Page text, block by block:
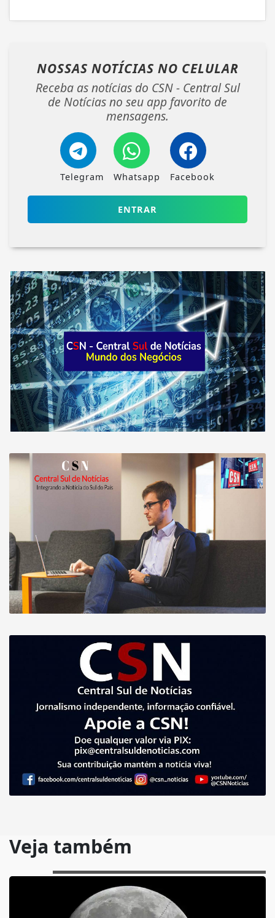
NOSSAS NOTÍCIAS NO CELULAR
Receba as notícias do CSN - Central Sul
de Notícias no seu app favorito de
mensagens.
Telegram Whatsapp Facebook
ENTRAR
Veja também